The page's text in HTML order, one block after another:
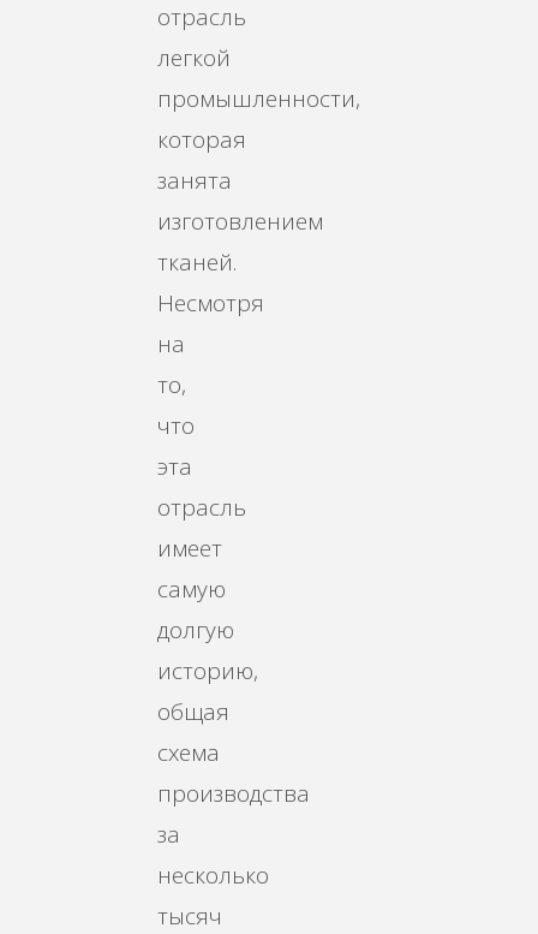
отрасль
легкой
промышленности,
которая
занята
изготовлением
тканей.
Несмотря
на
то,
что
эта
отрасль
имеет
самую
долгую
историю,
общая
схема
производства
за
несколько
тысяч